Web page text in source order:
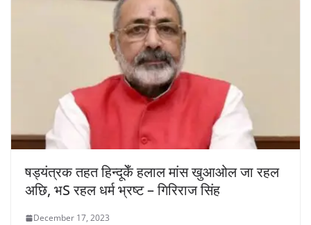
षड्यंत्रक तहत हिन्दूकेँ हलाल मांस खुआओल जा रहल
अछि, भS रहल धर्म भ्रष्ट – गिरिराज सिंह
December 17, 2023